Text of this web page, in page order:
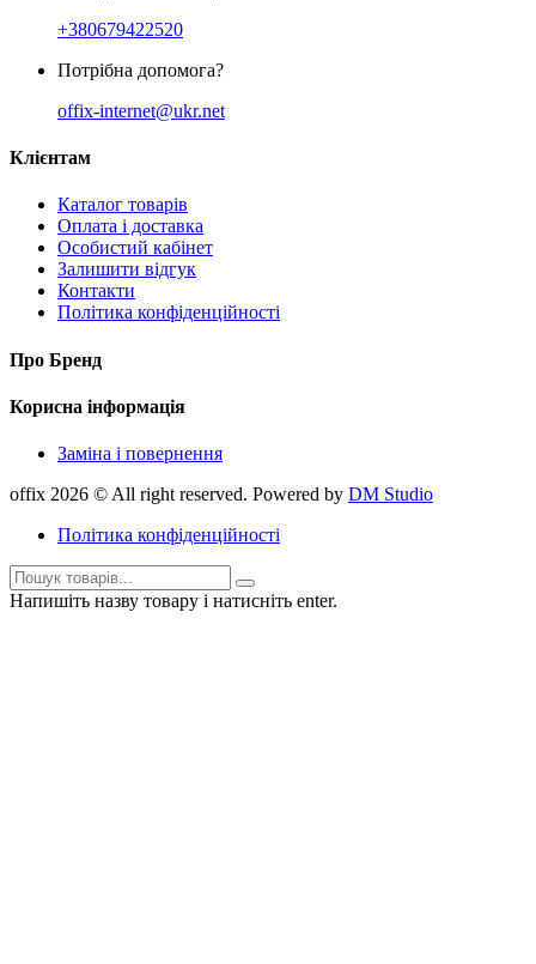
+380679422520
Потрібна допомога?
offix-internet@ukr.net
Клієнтам
Каталог товарів
Оплата і доставка
Особистий кабінет
Залишити відгук
Контакти
Політика конфіденційності
Про Бренд
Корисна інформація
Заміна і повернення
offix 2026 © All right reserved. Powered by DM Studio
Політика конфіденційності
Напишіть назву товару і натисніть enter.